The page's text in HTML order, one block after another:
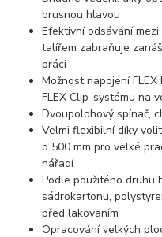
brusnou hlavou
Efektivní odsávání
talířem zabraňuje
práci
Možnost napojení
FLEX Clip-systému na
Dvoupolohový spínač,
Velmi flexibilní díky
o 500 mm pro velké
nářadí
Podle použitého druhu
sádrokartonu,
před lakovaním
Opracování velkých